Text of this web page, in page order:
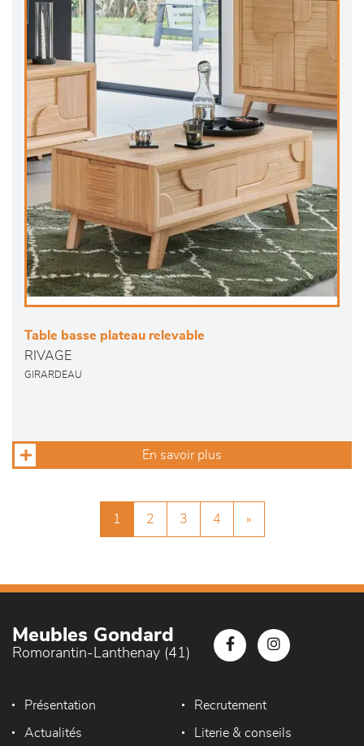
Table basse plateau relevable
RIVAGE
GIRARDEAU
En savoir plus
1 2 3 4 »
Meubles Gondard
Romorantin-Lanthenay (41)
Présentation Recrutement
Actualités Literie & conseils